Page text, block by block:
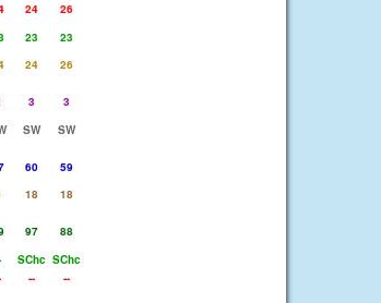
24
26
23
23
24
26
3
3
SW
SW
60
59
18
18
97
88
SChc SChc
-- --